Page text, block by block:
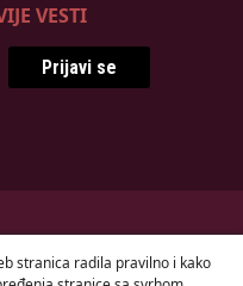
VESTI
Prijavi se
plaćanja
stranica radila pravilno i kako